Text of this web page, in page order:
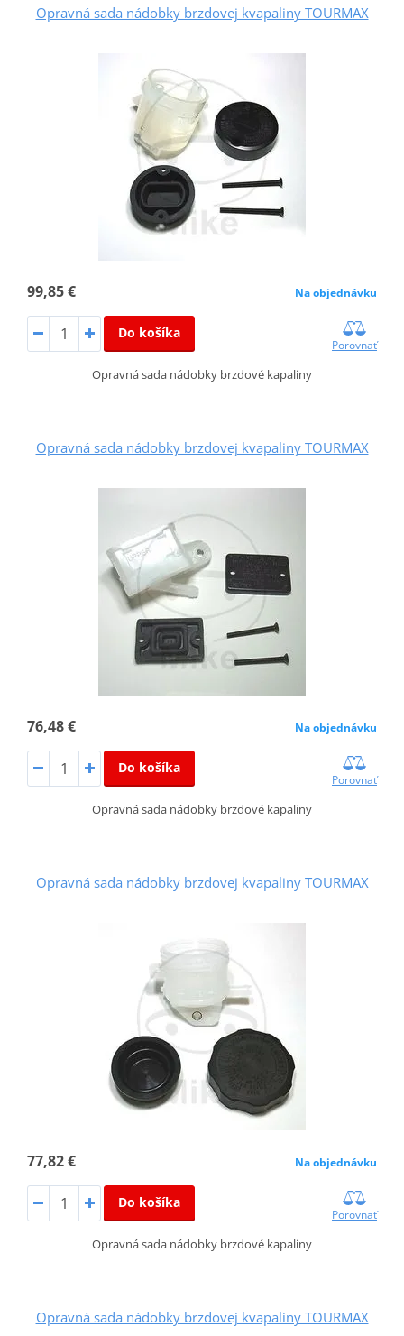
Opravná sada nádobky brzdovej kvapaliny TOURMAX
99,85 € Na objednávku
Do košíka
Porovnať
Opravná sada nádobky brzdové kapaliny
Opravná sada nádobky brzdovej kvapaliny TOURMAX
76,48 € Na objednávku
Do košíka
Porovnať
Opravná sada nádobky brzdové kapaliny
Opravná sada nádobky brzdovej kvapaliny TOURMAX
77,82 € Na objednávku
Do košíka
Porovnať
Opravná sada nádobky brzdové kapaliny
Opravná sada nádobky brzdovej kvapaliny TOURMAX